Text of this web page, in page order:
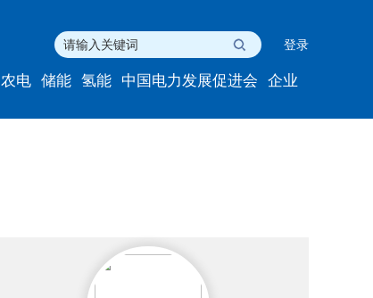
登录
农电 储能 氢能 中国电力发展促进会 企业